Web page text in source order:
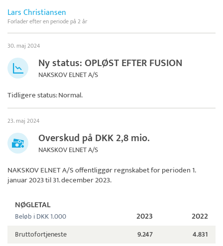
Lars Christiansen
Forlader efter en periode på 2 år
30. maj 2024
Ny status: OPLØST EFTER FUSION
NAKSKOV ELNET A/S
Tidligere status: Normal.
23. maj 2024
Overskud på DKK 2,8 mio.
NAKSKOV ELNET A/S
NAKSKOV ELNET A/Soffentliggør regnskabet for perioden 1.
januar 2023 til 31. december 2023.
NØGLETAL
Beløb i DKK 1.000 2023 2022
Bruttofortjeneste 9.247
4.831